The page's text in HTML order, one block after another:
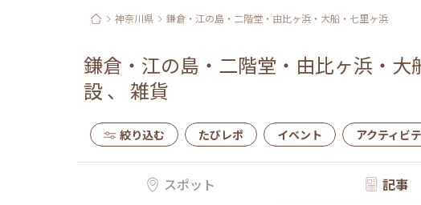
神奈川県 鎌倉・江の島・二階堂・由比ヶ浜・大船・七里ヶ浜
鎌倉・江の島・二階堂・由比ヶ浜・大
設、 雑貨
絞り込む たびレポ イベント アクティビ
スポット 記事